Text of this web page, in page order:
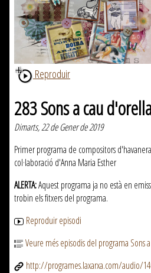
Reproduir
283 Sons a cau
Dimarts, 22 de Gener de 2019
Primer programa de compositors
col·laboració d'Anna Maria Esther
ALERTA:Aquest programa ja no està en
trobin els fitxers del programa.
Reproduir episodi
Veure més episodis del programa Sons
http://programes.laxarxa.com/audio/